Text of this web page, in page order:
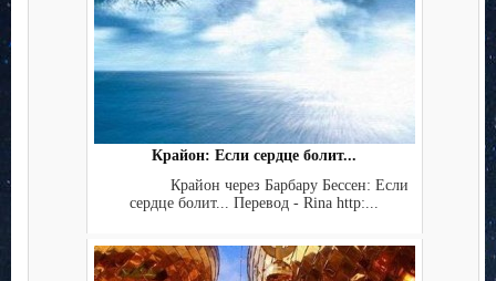
Крайон: Если сердце болит...
Крайон через Барбару Бессен: Если
сердце болит... Перевод - Rina http:...